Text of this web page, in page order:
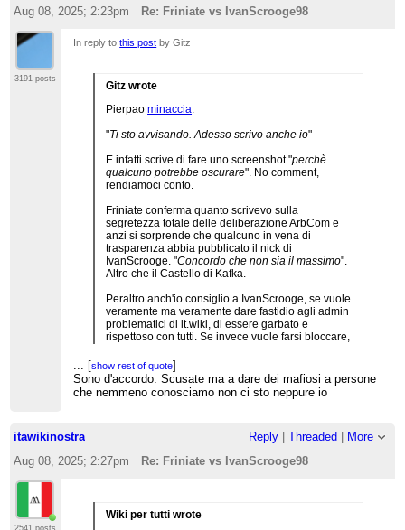
Aug 08, 2025; 2:23pm
Re: Friniate vs IvanScrooge98
3191 posts
In reply tothis post by Gitz
Gitz wrote
Pierpaominaccia:
"Ti sto avvisando. Adesso scrivo anche io"
E infatti scrive di fare uno screenshot "perchè
qualcuno potrebbe oscurare". No comment,
rendiamoci conto.
Friniate conferma quanto scrivevo sulla
segretezza totale delle deliberazione ArbCom e
anzi si sorprende che qualcuno in vena di
trasparenza abbia pubblicato il nick di
IvanScrooge. "Concordo che non sia il massimo".
Altro che il Castello di Kafka.
Peraltro anch'io consiglio a IvanScrooge, se vuole
veramente ma veramente dare fastidio agli admin
problematici di it.wiki, di essere garbato e
rispettoso con tutti. Se invece vuole farsi bloccare,
ne saranno tutti contenti.
... [show rest of quote]
Sono d'accordo. Scusate ma a dare dei mafiosi a persone
che nemmeno conosciamo non ci sto neppure io
itawikinostra Reply| Threaded
More
Aug 08, 2025; 2:27pm
Re: Friniate vs IvanScrooge98
2541 posts
Wiki per tutti wrote